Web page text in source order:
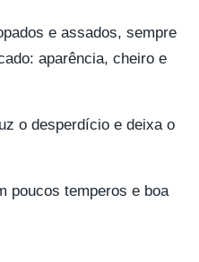
e assados, sempre
aparência, cheiro e
o desperdício e deixa o
poucos temperos e boa